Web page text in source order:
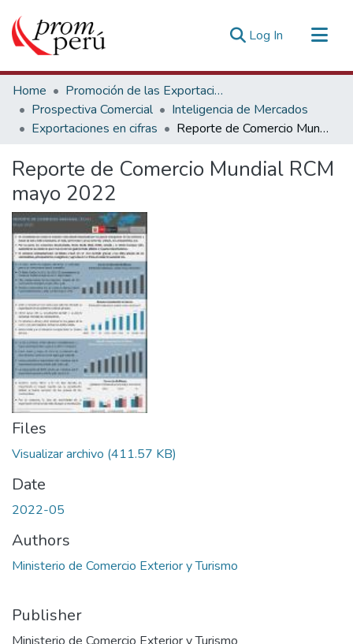
Log In (current)
Communities & Collections
All of DSpace
Statistics
Home
Promoción de las Exportaciones
Prospectiva Comercial
Inteligencia de Mercados
Exportaciones en cifras
Reporte de Comercio Mundial RCM mayo 2022
Reporte de Comercio Mundial RCM
mayo 2022
Files
Visualizar archivo (411.57 KB)
Date
2022-05
Authors
Ministerio de Comercio Exterior y Turismo
Publisher